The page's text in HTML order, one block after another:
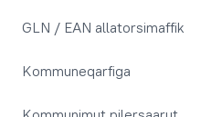
GLN / EAN allatorsimaffik
Kommuneqarfiga